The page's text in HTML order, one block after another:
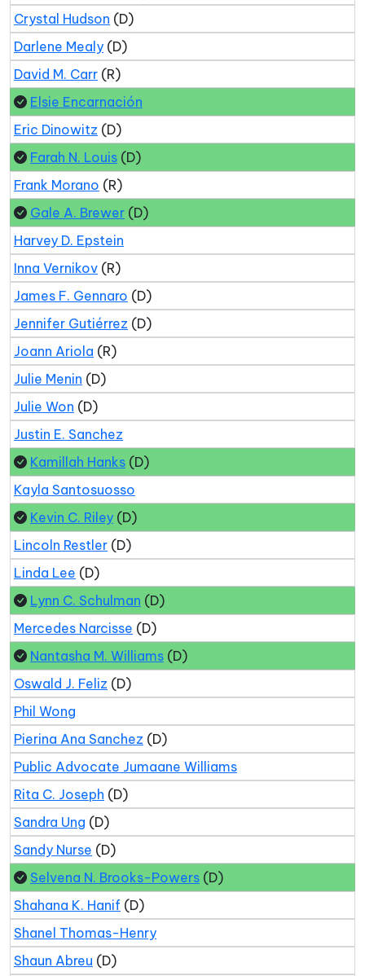
Crystal Hudson (D)
Darlene Mealy (D)
David M. Carr (R)
Elsie Encarnación
Eric Dinowitz (D)
Farah N. Louis (D)
Frank Morano (R)
Gale A. Brewer (D)
Harvey D. Epstein
Inna Vernikov (R)
James F. Gennaro (D)
Jennifer Gutiérrez (D)
Joann Ariola (R)
Julie Menin (D)
Julie Won (D)
Justin E. Sanchez
Kamillah Hanks (D)
Kayla Santosuosso
Kevin C. Riley (D)
Lincoln Restler (D)
Linda Lee (D)
Lynn C. Schulman (D)
Mercedes Narcisse (D)
Nantasha M. Williams (D)
Oswald J. Feliz (D)
Phil Wong
Pierina Ana Sanchez (D)
Public Advocate Jumaane Williams
Rita C. Joseph (D)
Sandra Ung (D)
Sandy Nurse (D)
Selvena N. Brooks-Powers (D)
Shahana K. Hanif (D)
Shanel Thomas-Henry
Shaun Abreu (D)